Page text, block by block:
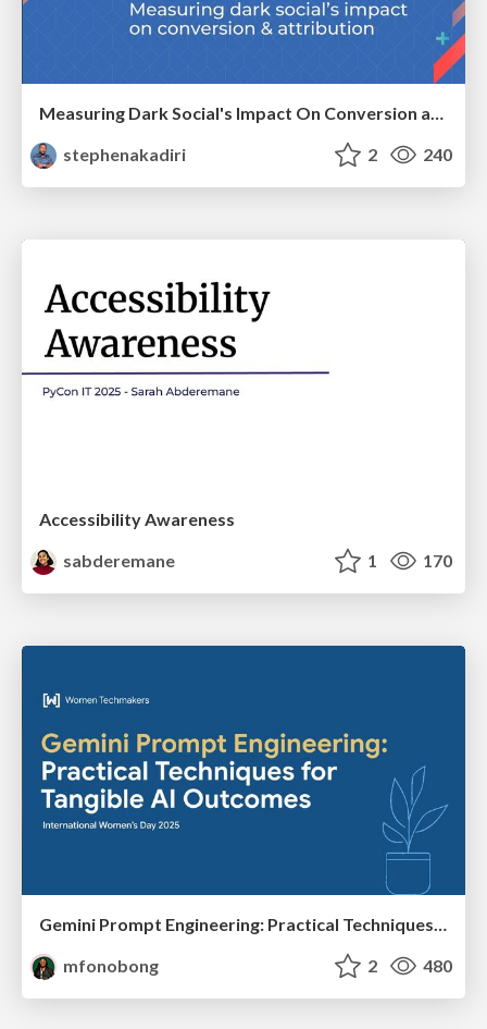
Measuring Dark Social's Impact On Conversion and Attribution
stephenakadiri
2 240
Accessibility Awareness
sabderemane
1 170
Gemini Prompt Engineering: Practical Techniques for Tangible AI Outcomes
mfonobong
2 480